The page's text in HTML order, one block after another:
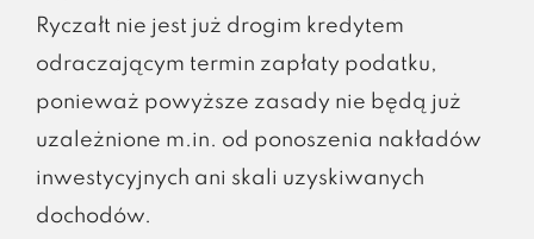
Ryczałt nie jest już drogim kredytem
odraczającym termin zapłaty podatku,
ponieważ powyższe zasady nie będą już
uzależnione m.in. od ponoszenia nakładów
inwestycyjnych ani skali uzyskiwanych
dochodów.